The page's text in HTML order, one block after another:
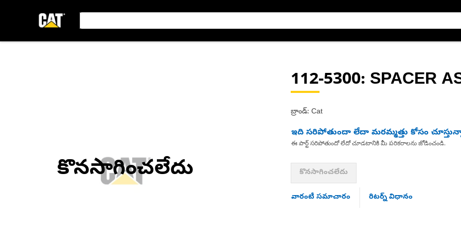
కొనసాగించలేదు
112-5300: SPACER
బ్రాండ్: Cat
ఇది సరిపోతుందా లేదా మరమ్మత్తు కోసం
ఈ పార్ట్ సరిపోతుందో లేదో చూడటానికి మీ పరికరాలను జోడించండి.
కొనసాగించలేదు
వారంటీ సమాచారం రిటర్న్ విధానం